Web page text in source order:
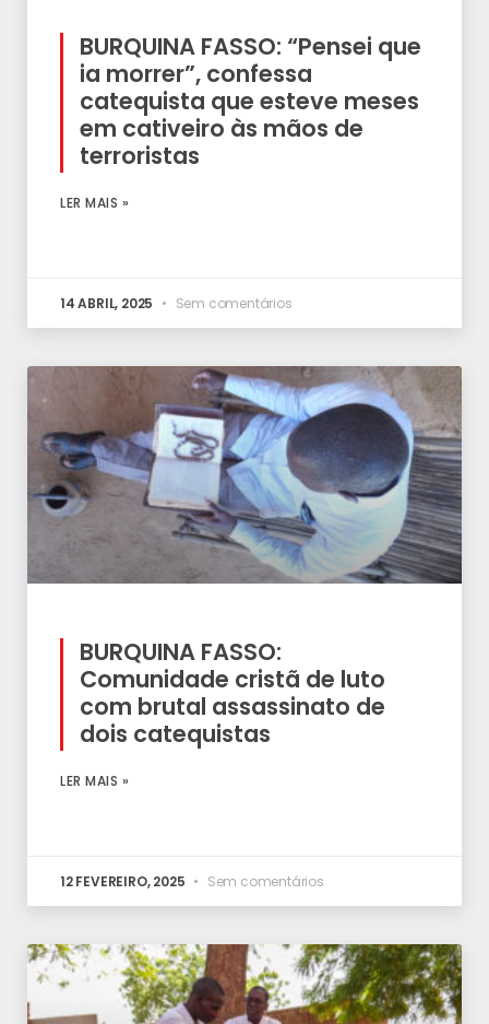
BURQUINA FASSO: “Pensei que
ia morrer”, confessa
catequista que esteve meses
em cativeiro às mãos de
terroristas
LER MAIS »
14 ABRIL, 2025 Sem comentários
BURQUINA FASSO:
Comunidade cristã de luto
com brutal assassinato de
dois catequistas
LER MAIS »
12 FEVEREIRO, 2025 Sem comentários